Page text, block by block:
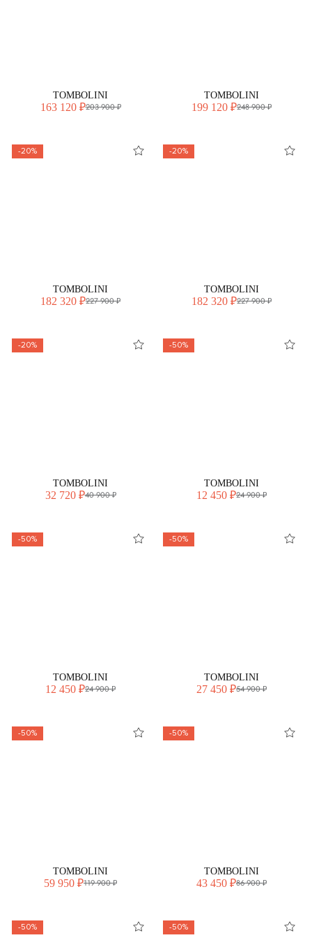
TOMBOLINI
163 120 ₽203 900 ₽
TOMBOLINI
199 120 ₽248 900 ₽
-20%
TOMBOLINI
182 320 ₽227 900 ₽
-20%
TOMBOLINI
182 320 ₽227 900 ₽
-20%
TOMBOLINI
32 720 ₽40 900 ₽
-50%
TOMBOLINI
12 450 ₽24 900 ₽
-50%
TOMBOLINI
12 450 ₽24 900 ₽
-50%
TOMBOLINI
27 450 ₽54 900 ₽
-50%
TOMBOLINI
59 950 ₽119 900 ₽
-50%
TOMBOLINI
43 450 ₽86 900 ₽
-50% -50%